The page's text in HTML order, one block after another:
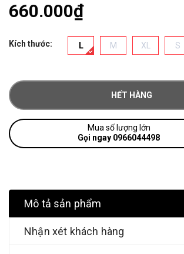
660.000₫
Kích thước: L M XL S
HẾT HÀNG
Mua số lượng lớn
Gọi ngay 0966044498
Mô tả sản phẩm
Nhận xét khách hàng